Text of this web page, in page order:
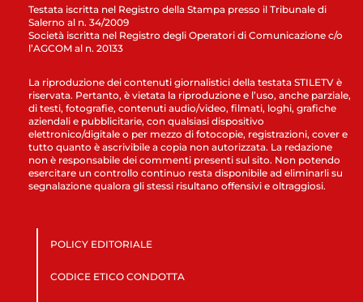
Testata iscritta nel Registro della Stampa presso il Tribunale di
Salerno al n. 34/2009
Società iscritta nel Registro degli Operatori di Comunicazione c/o
l’AGCOM al n. 20133
La riproduzione dei contenuti giornalistici della testata STILETV è
riservata. Pertanto, è vietata la riproduzione e l’uso, anche parziale,
di testi, fotografie, contenuti audio/video, filmati, loghi, grafiche
aziendali e pubblicitarie, con qualsiasi dispositivo
elettronico/digitale o per mezzo di fotocopie, registrazioni, cover e
tutto quanto è ascrivibile a copia non autorizzata. La redazione
non è responsabile dei commenti presenti sul sito. Non potendo
esercitare un controllo continuo resta disponibile ad eliminarli su
segnalazione qualora gli stessi risultano offensivi e oltraggiosi.
POLICY EDITORIALE
CODICE ETICO CONDOTTA